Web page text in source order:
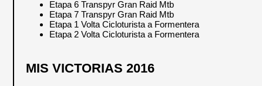
Etapa 6 Transpyr Gran Raid Mtb
Etapa 7 Transpyr Gran Raid Mtb
Etapa 1 Volta Cicloturista a Formentera
Etapa 2 Volta Cicloturista a Formentera
MIS VICTORIAS 2016